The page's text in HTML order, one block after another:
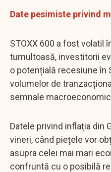
Date pesimiste privind
STOXX 600 a fost volatil
tumultoasă, investitorii
o potențială recesiune în
volumelor de
semnale
Datele privind inflația din
vineri, când piețele vor
asupra celei mai mari
confruntă cu o posibilă